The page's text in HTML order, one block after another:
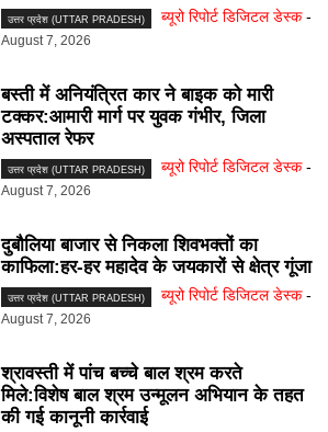
उत्तर प्रदेश (UTTAR PRADESH) ब्यूरो रिपोर्ट डिजिटल डेस्क -
August 7, 2026
बस्ती में अनियंत्रित कार ने बाइक को मारी
टक्कर:आमारी मार्ग पर युवक गंभीर, जिला
अस्पताल रेफर
उत्तर प्रदेश (UTTAR PRADESH) ब्यूरो रिपोर्ट डिजिटल डेस्क -
August 7, 2026
दुबौलिया बाजार से निकला शिवभक्तों का
काफिला:हर-हर महादेव के जयकारों से क्षेत्र गूंजा
उत्तर प्रदेश (UTTAR PRADESH) ब्यूरो रिपोर्ट डिजिटल डेस्क -
August 7, 2026
श्रावस्ती में पांच बच्चे बाल श्रम करते
मिले:विशेष बाल श्रम उन्मूलन अभियान के तहत
की गई कानूनी कार्रवाई